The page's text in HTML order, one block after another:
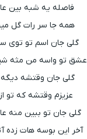
فاصله یه شبه بین
همه جا سر رات گل
گلی جان اسم تو توی
عشق تو واسه من مثه
گلی جان وقتشه دیگه
عزیزم وقتشه که تو
گلی جان تو ببین منه
آخر این بوسه هات